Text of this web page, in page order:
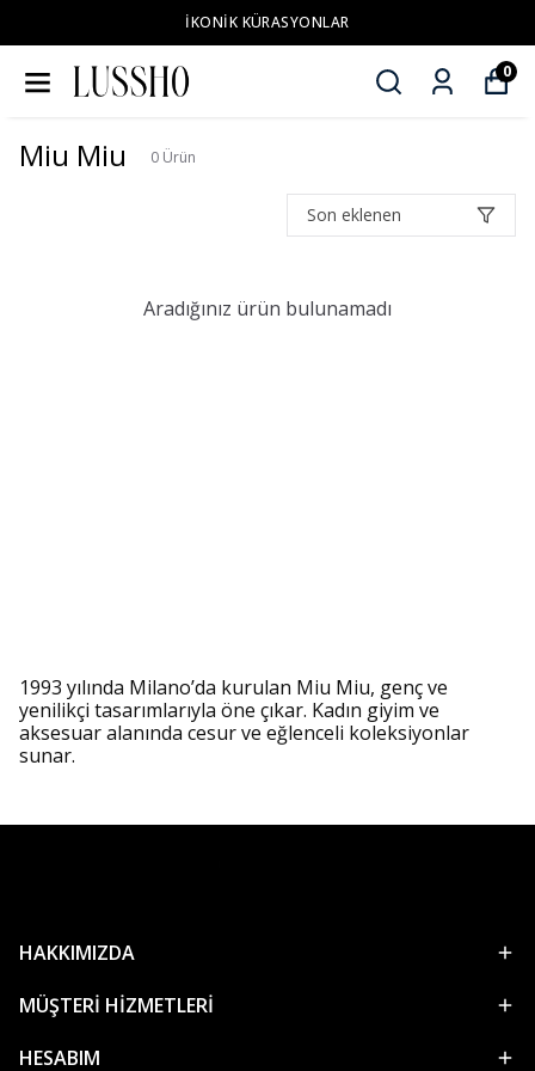
İKONİK KÜRASYONLAR
0
Miu Miu 0 Ürün
Son eklenen
Aradığınız ürün bulunamadı
1993 yılında Milano’da kurulan Miu Miu, genç ve
yenilikçi tasarımlarıyla öne çıkar. Kadın giyim ve
aksesuar alanında cesur ve eğlenceli koleksiyonlar
sunar.
HAKKIMIZDA
MÜŞTERİ HİZMETLERİ
HESABIM